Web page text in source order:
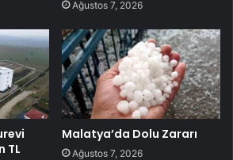
Ağustos 7, 2026
TL
Malatya’da Dolu Zararı
Ağustos 7, 2026